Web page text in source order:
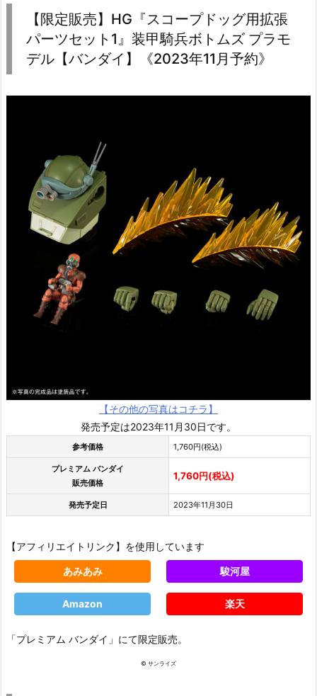
【限定販売】HG『スコープドッグ用拡張
パーツセット1』装甲騎兵ボトムズ プラモ
デル【バンダイ】《2023年11月予約》
【その他の写真はコチラ】
発売予定は2023年11月30日です。
参考価格 1,760円(税込)
プレミアム バンダイ
販売価格
1,760円(税込)
発売予定日 2023年11月30日
【アフィリエイトリンク】を使用しています
あみあみ 駿河屋
Amazon 楽天
「プレミアム バンダイ」にて限定販売。
© サンライズ